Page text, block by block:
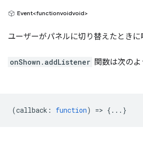
Event<functionvoidvoid>
ユーザーがパネルに切り替えたときに
onShown.addListener 関数は次のよ
(callback : function) => {...}